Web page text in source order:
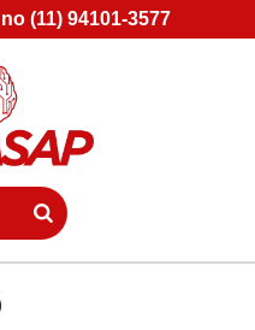
(11) 94101-3577